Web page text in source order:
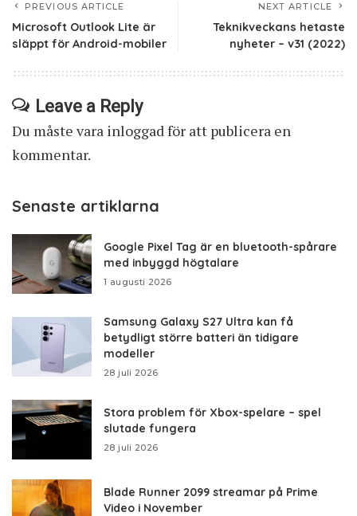
PREVIOUS ARTICLE
Microsoft Outlook Lite är
släppt för Android-mobiler
NEXT ARTICLE
Teknikveckans hetaste
nyheter – v31 (2022)
Leave a Reply
Du måste vara inloggadför att publicera en
kommentar.
Senaste artiklarna
Google Pixel Tag är en bluetooth-spårare
med inbyggd högtalare
1 augusti 2026
Samsung Galaxy S27 Ultra kan få
betydligt större batteri än tidigare
modeller
28 juli 2026
Stora problem för Xbox-spelare – spel
slutade fungera
28 juli 2026
Blade Runner 2099 streamar på Prime
Video i November